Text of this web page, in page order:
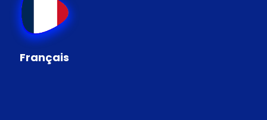
Français